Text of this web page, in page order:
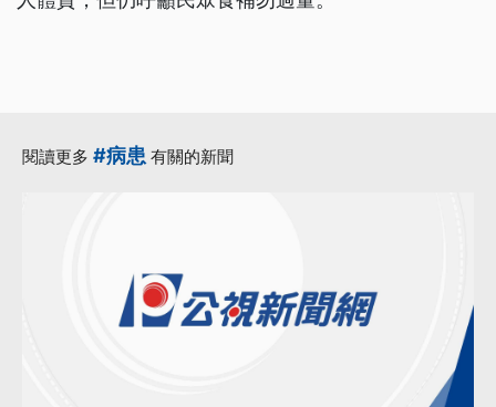
閱讀更多 #病患 有關的新聞